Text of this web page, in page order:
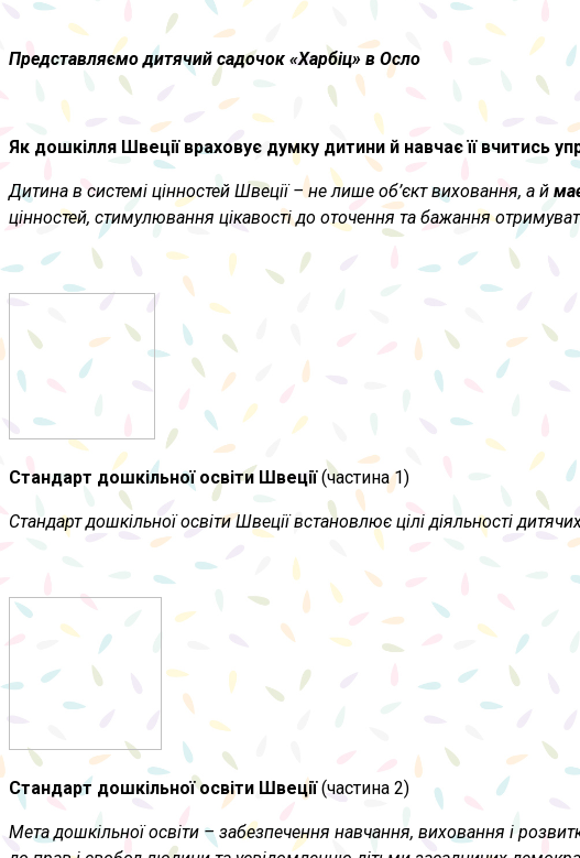
Представляємо дитячий садочок «Харбіц» в Осло
Як дошкілля Швеції враховує думку дитини й навчає її вчитись
Дитина в системі цінностей Швеції – не лише об’єкт виховання, а й
цінностей, стимулювання цікавості до оточення та бажання
Стандарт дошкільної освіти Швеції(частина 1)
Стандарт дошкільної освіти Швеції встановлює цілі діяльності
Стандарт дошкільної освіти Швеції(частина 2)
Мета дошкільної освіти – забезпечення навчання, виховання і